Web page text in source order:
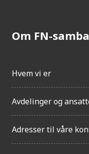
Om FN-
Hvem vi er
Avdelinger og
Adresser til våre